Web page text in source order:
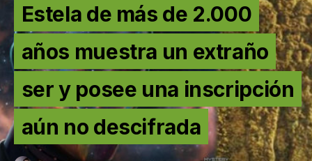
Estela de más de 2.000
años muestra un extraño
ser y posee una inscripción
aún no descifrada